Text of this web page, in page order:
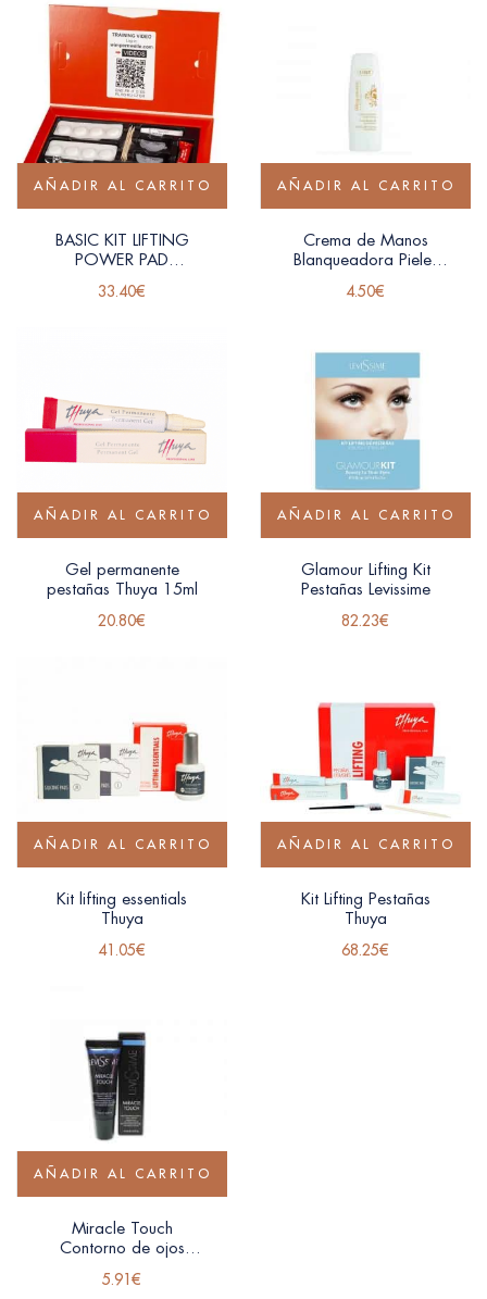
AÑADIR AL CARRITO
BASIC KIT LIFTING
POWER PAD
APLICACIONES)
33.40€
AÑADIR AL CARRITO
Crema de Manos
Blanqueadora Pieles
Ziaja
4.50€
AÑADIR AL CARRITO
Gel permanente
pestañas Thuya 15ml
20.80€
AÑADIR AL CARRITO
Glamour Lifting Kit
Pestañas Levissime
82.23€
AÑADIR AL CARRITO
Kit lifting essentials
Thuya
41.05€
AÑADIR AL CARRITO
Kit Lifting Pestañas
Thuya
68.25€
AÑADIR AL CARRITO
Miracle Touch
Contorno de ojos
5.91€